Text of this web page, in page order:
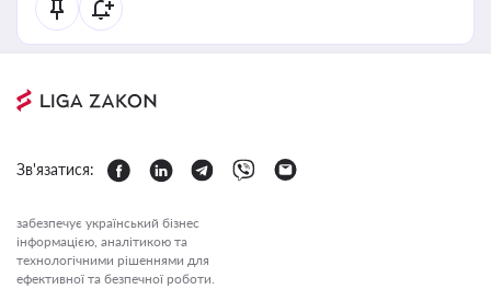
Зв'язатися:
забезпечує український бізнес
інформацією, аналітикою та
технологічними рішеннями для
ефективної та безпечної роботи.